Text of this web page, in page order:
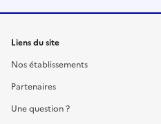
Liens du site
Nos établissements
Partenaires
Une question ?